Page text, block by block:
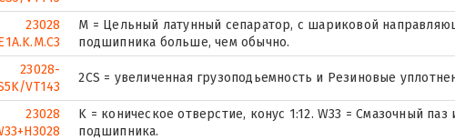
23028
M = Цельный латунный сепаратор, с шариковой
подшипника больше, чем обычно.
23028-
VT143
2CS = увеличенная грузоподьемность и Резиновые
23028
K = коническое отверстие, конус 1:12. W33 = Смазочный
подшипника.